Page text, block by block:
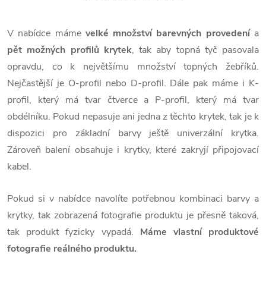
V nabídce máme velké množství barevných provedenía
pět možných profilů krytek, tak aby topná tyč pasovala
opravdu, co k největšímu množství topných žebříků.
Nejčastější je O-profil nebo D-profil. Dále pak máme i K-
profil, který má tvar čtverce a P-profil, který má tvar
obdélníku. Pokud nepasuje ani jedna z těchto krytek, tak je k
dispozici pro základní barvy ještě univerzální krytka.
Zároveň balení obsahuje i krytky, které zakryjí připojovací
kabel.
Pokud si v nabídce navolíte potřebnou kombinaci barvy a
krytky, tak zobrazená fotografie produktu je přesně taková,
tak produkt fyzicky vypadá. Máme vlastní produktové
fotografie reálného produktu.